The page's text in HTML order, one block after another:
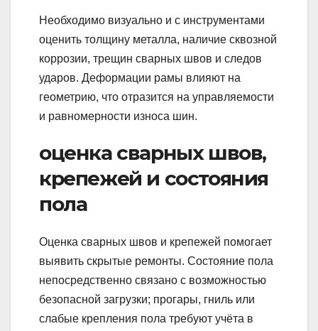
Необходимо визуально и с инструментами
оценить толщину металла, наличие сквозной
коррозии, трещин сварных швов и следов
ударов. Деформации рамы влияют на
геометрию, что отразится на управляемости
и равномерности износа шин.
оценка сварных швов,
крепежей и состояния
пола
Оценка сварных швов и крепежей помогает
выявить скрытые ремонты. Состояние пола
непосредственно связано с возможностью
безопасной загрузки; прогары, гниль или
слабые крепления пола требуют учёта в